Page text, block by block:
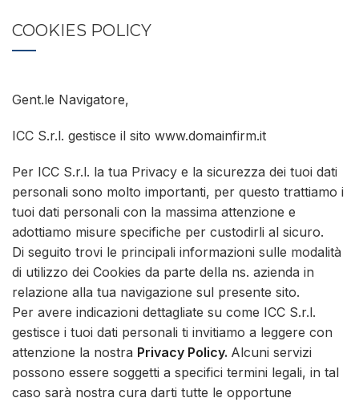
COOKIES POLICY
Gent.le Navigatore,
ICC S.r.l. gestisce il sito www.domainfirm.it
Per ICC S.r.l. la tua Privacy e la sicurezza dei tuoi dati
personali sono molto importanti, per questo trattiamo i
tuoi dati personali con la massima attenzione e
adottiamo misure specifiche per custodirli al sicuro.
Di seguito trovi le principali informazioni sulle modalità
di utilizzo dei Cookies da parte della ns. azienda in
relazione alla tua navigazione sul presente sito.
Per avere indicazioni dettagliate su come ICC S.r.l.
gestisce i tuoi dati personali ti invitiamo a leggere con
attenzione la nostra Privacy Policy. Alcuni servizi
possono essere soggetti a specifici termini legali, in tal
caso sarà nostra cura darti tutte le opportune